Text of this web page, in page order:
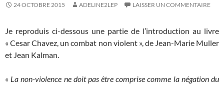
24 OCTOBRE 2015 ADELINE2LEP LAISSER UN COMMENTAIRE
Je reproduis ci-dessous une partie de l’introduction au livre
« Cesar Chavez, un combat non violent », de Jean-Marie Muller
et Jean Kalman.
« La non-violence ne doit pas être comprise comme la négation du